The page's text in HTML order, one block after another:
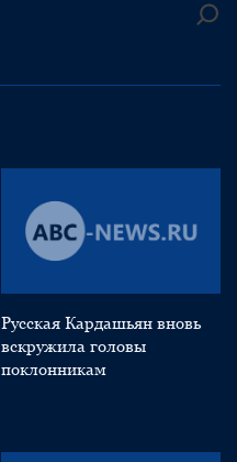
Русская Кардашьян вновь
вскружила головы
поклонникам